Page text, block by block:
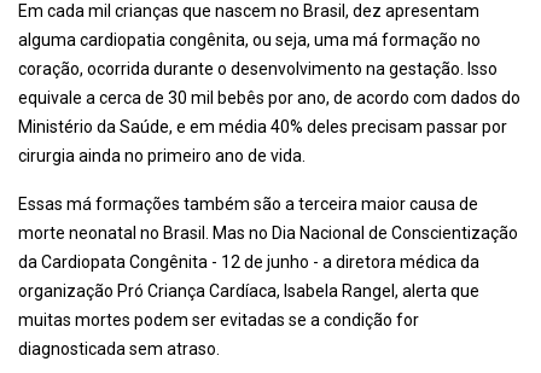
Em cada mil crianças que nascem no Brasil, dez apresentam
alguma cardiopatia congênita, ou seja, uma má formação no
coração, ocorrida durante o desenvolvimento na gestação. Isso
equivale a cerca de 30 mil bebês por ano, de acordo com dados do
Ministério da Saúde, e em média 40% deles precisam passar por
cirurgia ainda no primeiro ano de vida.
Essas má formações também são a terceira maior causa de
morte neonatal no Brasil. Mas no Dia Nacional de Conscientização
da Cardiopata Congênita - 12 de junho - a diretora médica da
organização Pró Criança Cardíaca, Isabela Rangel, alerta que
muitas mortes podem ser evitadas se a condição for
diagnosticada sem atraso.